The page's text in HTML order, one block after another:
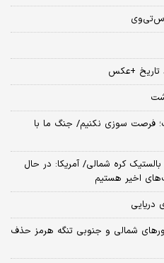
تاریخ +عکس
فرصت سوزی نکنیم/ جنگ ما با
کره شمالی/ آمریکا: در حال
اخیر هستیم
دریایی
شمالی و جنوبی تنگه هرمز حذف